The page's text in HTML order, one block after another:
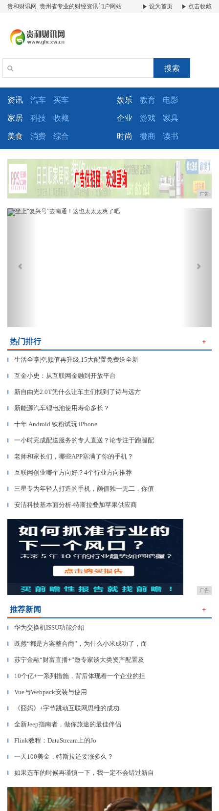
贵和财讯网_贵州省专业的财经资讯门户网站 设为首页 点击收藏
搜索
资讯 汽车 买车 娱乐 教育 电影
家居 科技 收藏 企业 游戏 家具
美食 消费 综合 时尚 微商 读书
广告
Previous
热门排行 ＋
▎ 生活全掌控,颜值再升级,15大配置免费送全新
▎ 互金小史：从互联网金融到开放平台
▎ 新自由光2.0T凭什么让车主们找到了诗与远方
▎ 新能源汽车锂电池使用寿命多长？
▎ 十年 Android 铁粉试玩 iPhone
▎ 一小时完成配送服务的专人直送？论专注于跑腿配
▎ 老师和家长们，哪些APP塞满了你的手机？
▎ 互联网创业哪个方向好？4个行业方向推荐
▎ 三星专为年轻人打造的手机，颜值独一无二，你值
▎ 安洁科技基本面分析-特斯拉叠加苹果供应商
广告
推荐新闻 ＋
▎ 华为交换机ISSU功能介绍
▎ 既然“都是方案整合商”，为什么小米成功了，而
▎ 苏宁金融“财富直播+”邀专家谈大类资产配置及
▎ 10个亿+一系列措施，背后体现着一个企业的担
▎ Vue与Webpack安装与使用
▎ 《囧妈》+字节跳动互联网思维的成功
▎ 全新Jeep指南者，做你旅途的最佳伴侣
▎ Flink教程：DataStream上的Jo
▎ 一天100美金，特斯拉还要涨多久？
▎ 如果选车的时候再谨慎一下，我一定不会错过新自